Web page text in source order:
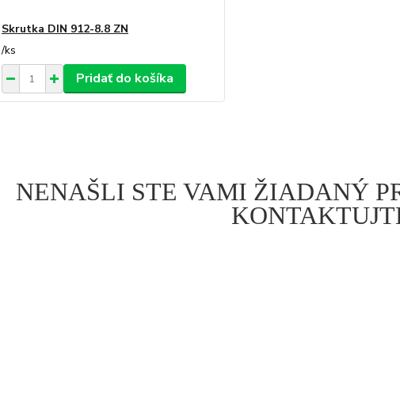
Skrutka DIN 912-8.8 ZN
/ks
Pridať do košíka
NENAŠLI STE VAMI ŽIADANÝ